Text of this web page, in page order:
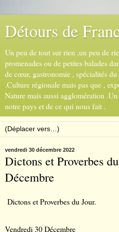
Détours de
Un peu de tout sur rien ,un peu de
promenades ou de petites balades
de cœur, gastronomie , spécialités
.Culture régionale mais pas que ,
Nature mais aussi agglomération
notre pays et de ce qui nous fait .
vendredi 30 décembre 2022
Dictons et Proverbes
Décembre
Dictons et Proverbes du Jour.
Vendredi 30 Décembre